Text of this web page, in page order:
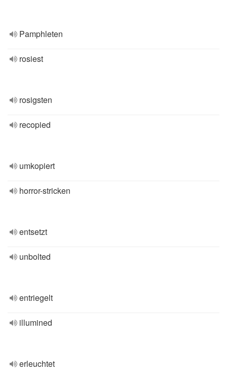
Pamphleten
rosiest
rosigsten
recopied
umkopiert
horror-stricken
entsetzt
unbolted
entriegelt
illumined
erleuchtet